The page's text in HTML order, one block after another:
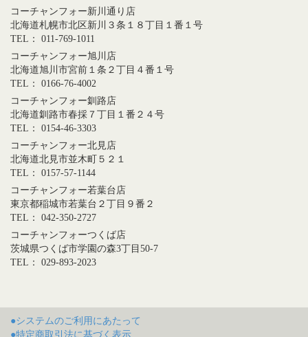
コーチャンフォー新川通り店
北海道札幌市北区新川３条１８丁目１番１号
TEL： 011-769-1011
コーチャンフォー旭川店
北海道旭川市宮前１条２丁目４番１号
TEL： 0166-76-4002
コーチャンフォー釧路店
北海道釧路市春採７丁目１番２４号
TEL： 0154-46-3303
コーチャンフォー北見店
北海道北見市並木町５２１
TEL： 0157-57-1144
コーチャンフォー若葉台店
東京都稲城市若葉台２丁目９番２
TEL： 042-350-2727
コーチャンフォーつくば店
茨城県つくば市学園の森3丁目50-7
TEL： 029-893-2023
●システムのご利用にあたって
●特定商取引法に基づく表示